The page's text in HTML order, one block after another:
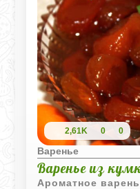
2,61K 0 0
Варенье
Варенье из
Ароматное